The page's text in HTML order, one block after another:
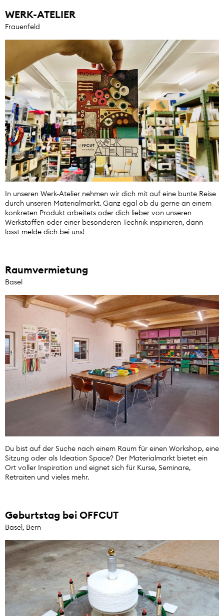
WERK-ATELIER
Frauenfeld
In unseren Werk-Atelier nehmen wir dich mit auf eine bunte Reise
durch unseren Materialmarkt. Ganz egal ob du gerne an einem
konkreten Produkt arbeitets oder dich lieber von unseren
Werkstoffen oder einer besonderen Technik inspirieren, dann
lässt melde dich bei uns!
Raumvermietung
Basel
Du bist auf der Suche nach einem Raum für einen Workshop, eine
Sitzung oder als Ideation Space? Der Materialmarkt bietet ein
Ort voller Inspiration und eignet sich für Kurse, Seminare,
Retraiten und vieles mehr.
Geburtstag bei OFFCUT
Basel, Bern